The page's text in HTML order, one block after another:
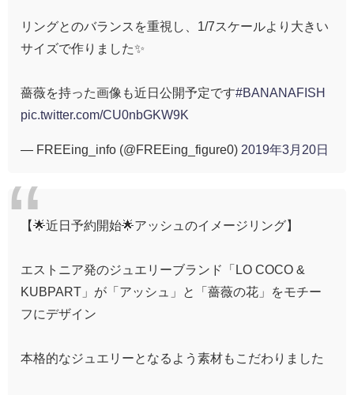
リングとのバランスを重視し、1/7スケールより大きい
サイズで作りました✨
薔薇を持った画像も近日公開予定です#BANANAFISH
pic.twitter.com/CU0nbGKW9K
— FREEing_info (@FREEing_figure0) 2019年3月20日
【🌟近日予約開始🌟アッシュのイメージリング】
エストニア発のジュエリーブランド「LO COCO &
KUBPART」が「アッシュ」と「薔薇の花」をモチー
フにデザイン
本格的なジュエリーとなるよう素材もこだわりました